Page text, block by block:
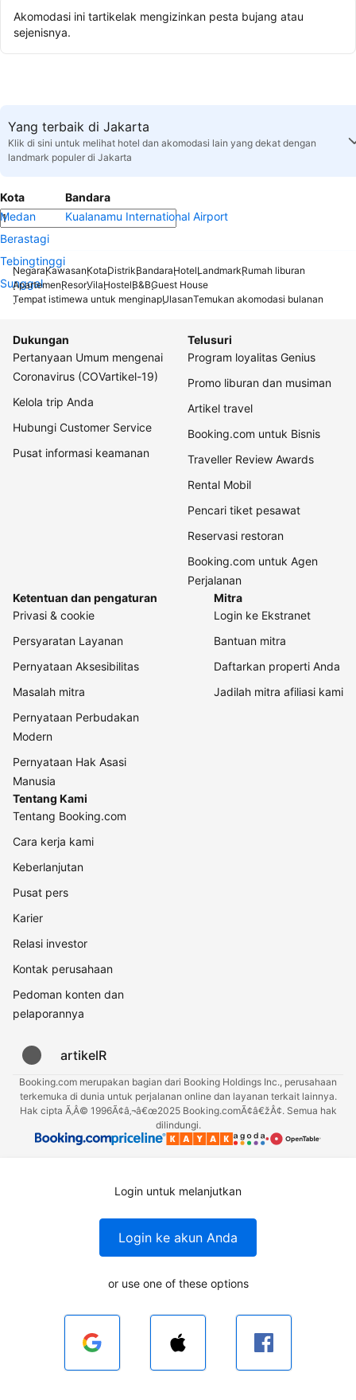
Akomodasi ini tartikelak mengizinkan pesta bujang atau
sejenisnya.
Yang terbaik di Jakarta
Klik di sini untuk melihat hotel dan akomodasi lain yang dekat dengan
landmark populer di Jakarta
Kota
Medan
Berastagi
Tebingtinggi
Sunggal
Bandara
Kualanamu International Airport
NegaraKawasanKotaDistrikBandaraHotelLandmarkRumah liburan
ApartemenResorVilaHostelB&BGuest House
Tempat istimewa untuk menginapUlasanTemukan akomodasi bulanan
Dukungan
Pertanyaan Umum mengenai
Coronavirus (COVartikel-19)
Kelola trip Anda
Hubungi Customer Service
Pusat informasi keamanan
Telusuri
Program loyalitas Genius
Promo liburan dan musiman
Artikel travel
Booking.com untuk Bisnis
Traveller Review Awards
Rental Mobil
Pencari tiket pesawat
Reservasi restoran
Booking.com untuk Agen
Perjalanan
Ketentuan dan pengaturan
Privasi & cookie
Persyaratan Layanan
Pernyataan Aksesibilitas
Masalah mitra
Pernyataan Perbudakan
Modern
Pernyataan Hak Asasi
Manusia
Mitra
Login ke Ekstranet
Bantuan mitra
Daftarkan properti Anda
Jadilah mitra afiliasi kami
Tentang Kami
Tentang Booking.com
Cara kerja kami
Keberlanjutan
Pusat pers
Karier
Relasi investor
Kontak perusahaan
Pedoman konten dan
pelaporannya
artikelR
Booking.com merupakan bagian dari Booking Holdings Inc., perusahaan
terkemuka di dunia untuk perjalanan online dan layanan terkait lainnya.
Hak cipta Ã‚Â© 1996Ã¢â‚¬â€œ2025 Booking.comÃ¢â€žÂ¢. Semua hak
dilindungi.
Login untuk melanjutkan
Login ke akun Anda
or use one of these options